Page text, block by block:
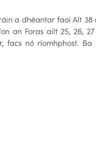
a dhéantar faoi Alt 38
an Foras ailt 25, 26,
nó ríomhphost.